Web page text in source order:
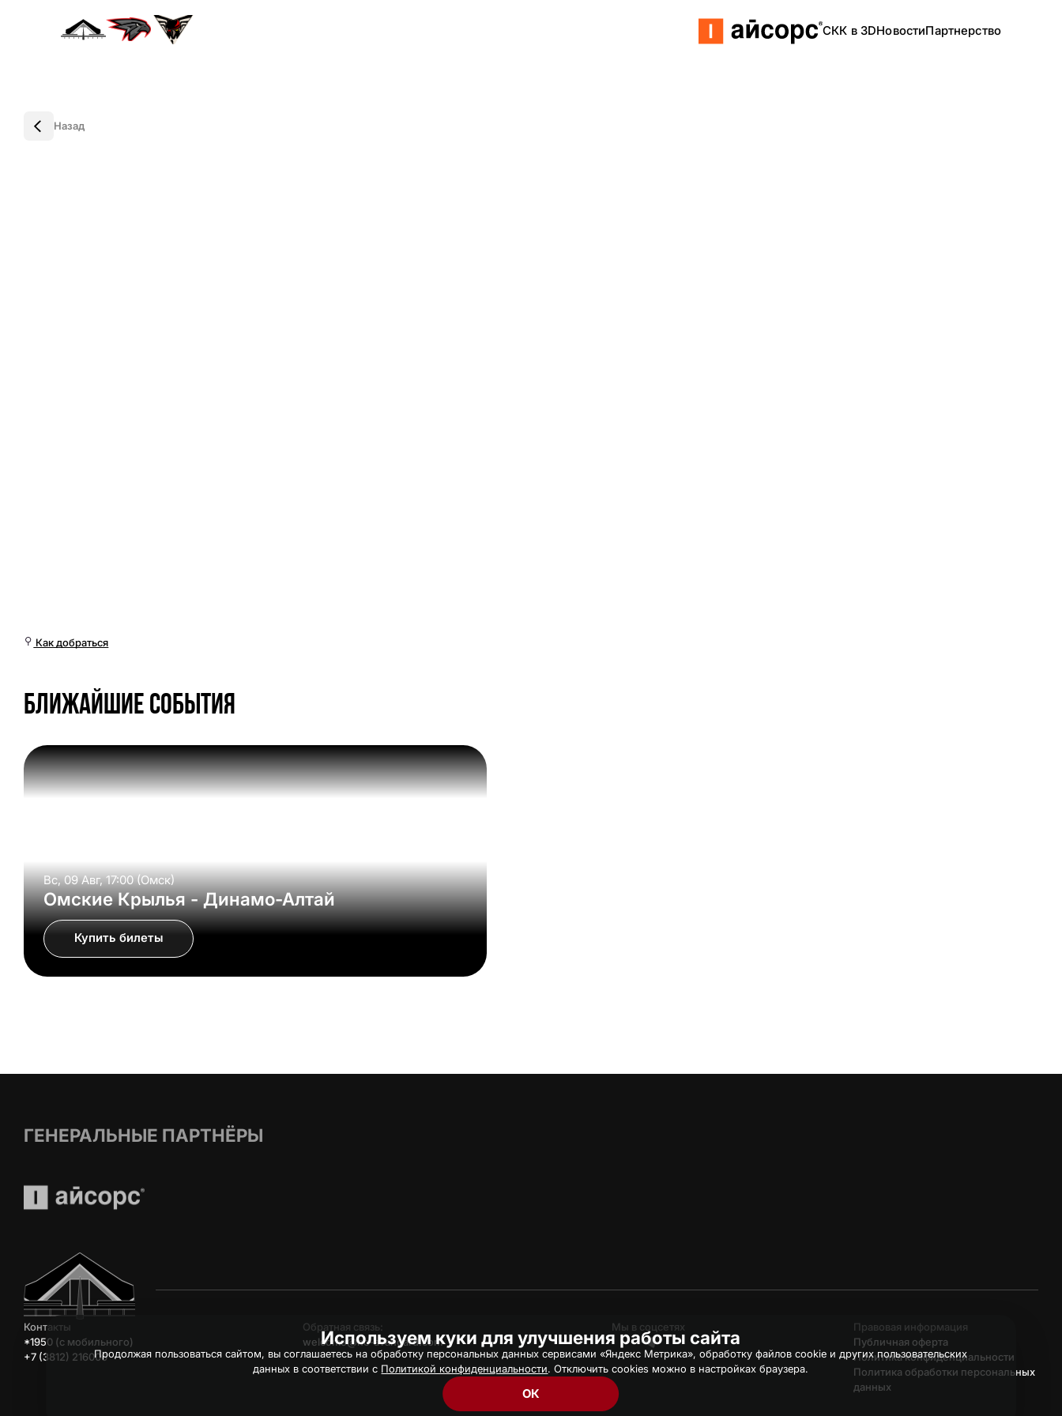
СКК в 3DНовостиПартнерство
Назад
Как добраться
Ближайшие события
Вс, 09 Авг, 17:00 (Омск)
Омские Крылья - Динамо-Алтай
Купить билеты
ГЕНЕРАЛЬНЫЕ ПАРТНЁРЫ
Контакты
*1950 (c мобильного)
+7 (3812) 216006
Обратная связь:
welcome@hc-avangard.com
Мы в соцсетях
Правовая информация
Публичная оферта
Политика конфиденциальности
Политика обработки персональных
данных
Используем куки для улучшения работы сайта
Продолжая пользоваться сайтом, вы соглашаетесь на обработку персональных данных сервисами «Яндекс Метрика», обработку файлов cookie и других пользовательских
данных в соответствии с Политикой конфиденциальности. Отключить cookies можно в настройках браузера.
ОК